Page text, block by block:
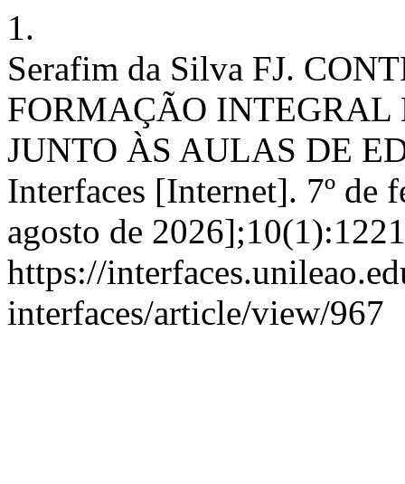
1.
Serafim da Silva FJ.
FORMAÇÃO INTEGRAL
JUNTO ÀS AULAS DE
Interfaces [Internet]. 7º de
agosto de
https://
interfaces/article/view/967